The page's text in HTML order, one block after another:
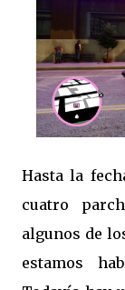
Hasta la
cuatro
algunos de
estamos